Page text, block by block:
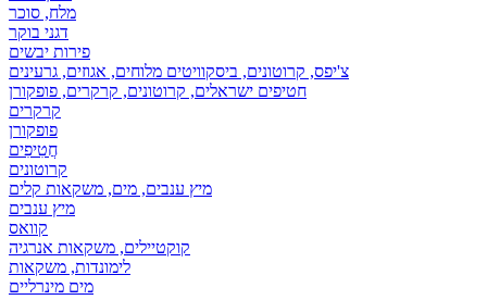
מלח, סוכר
דגני בוקר
פירות יבשים
צ'יפס, קרוטונים, ביסקוויטים מלוחים, אגוזים, גרעינים
חטיפים ישראלים, קרוטונים, קרקרים, פופקורן
קרקרים
פופקורן
חֲטִיפִים
קרוטונים
מיץ ענבים, מים, משקאות קלים
מיץ ענבים
קוואס
קוקטיילים, משקאות אנרגיה
לימונדות, משקאות
מים מינרליים